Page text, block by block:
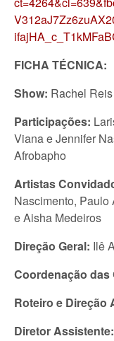
FICHA TÉCNICA:
Show: Rachel Reis
Participações:
Viana e Jennifer
Afrobapho
Artistas
Nascimento, Paulo
e Aisha Medeiros
Direção Geral: Ilê
Coordenação das
Roteiro e Direção
Diretor Assistente: